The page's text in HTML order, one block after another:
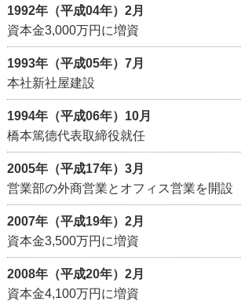
1992年（平成04年）2月
資本金3,000万円に増資
1993年（平成05年）7月
本社新社屋建設
1994年（平成06年）10月
橋本篤德代表取締役就任
2005年（平成17年）3月
営業部の外商営業とオフィス営業を開設
2007年（平成19年）2月
資本金3,500万円に増資
2008年（平成20年）2月
資本金4,100万円に増資